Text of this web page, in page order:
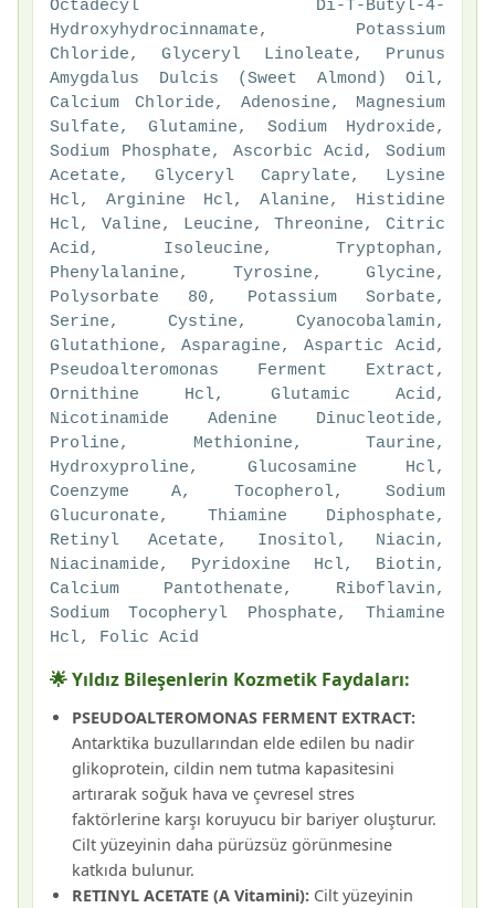
Octadecyl Di-T-Butyl-4-
Hydroxyhydrocinnamate, Potassium
Chloride, Glyceryl Linoleate, Prunus
Amygdalus Dulcis (Sweet Almond) Oil,
Calcium Chloride, Adenosine, Magnesium
Sulfate, Glutamine, Sodium Hydroxide,
Sodium Phosphate, Ascorbic Acid, Sodium
Acetate, Glyceryl Caprylate, Lysine
Hcl, Arginine Hcl, Alanine, Histidine
Hcl, Valine, Leucine, Threonine, Citric
Acid, Isoleucine, Tryptophan,
Phenylalanine, Tyrosine, Glycine,
Polysorbate 80, Potassium Sorbate,
Serine, Cystine, Cyanocobalamin,
Glutathione, Asparagine, Aspartic Acid,
Pseudoalteromonas Ferment Extract,
Ornithine Hcl, Glutamic Acid,
Nicotinamide Adenine Dinucleotide,
Proline, Methionine, Taurine,
Hydroxyproline, Glucosamine Hcl,
Coenzyme A, Tocopherol, Sodium
Glucuronate, Thiamine Diphosphate,
Retinyl Acetate, Inositol, Niacin,
Niacinamide, Pyridoxine Hcl, Biotin,
Calcium Pantothenate, Riboflavin,
Sodium Tocopheryl Phosphate, Thiamine
Hcl, Folic Acid
🌟 Yıldız Bileşenlerin Kozmetik Faydaları:
PSEUDOALTEROMONAS FERMENT EXTRACT:
Antarktika buzullarından elde edilen bu nadir
glikoprotein, cildin nem tutma kapasitesini
artırarak soğuk hava ve çevresel stres
faktörlerine karşı koruyucu bir bariyer oluşturur.
Cilt yüzeyinin daha pürüzsüz görünmesine
katkıda bulunur.
RETINYL ACETATE (A Vitamini): Cilt yüzeyinin